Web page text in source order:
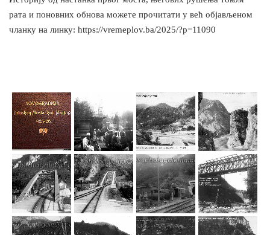
рата и поновних обнова можете прочитати у већ објављеном
чланку на линку: https://vremeplov.ba/2025/?p=11090